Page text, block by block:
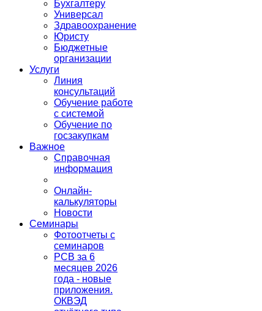
Бухгалтеру
Универсал
Здравоохранение
Юристу
Бюджетные
организации
Услуги
Линия
консультаций
Обучение работе
с системой
Обучение по
госзакупкам
Важное
Справочная
информация
Онлайн-
калькуляторы
Новости
Семинары
Фотоотчеты с
семинаров
РСВ за 6
месяцев 2026
года - новые
приложения.
ОКВЭД